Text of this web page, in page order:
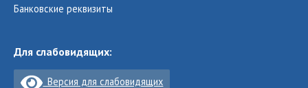
Банковские реквизиты
Для слабовидящих:
Версия для слабовидящих